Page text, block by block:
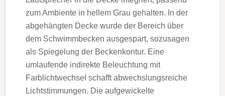
zum Am­biente in hellem Grau gehalten. In der
abgehängten Decke wurde der Bereich über
dem Schwimmbecken ausgespart, sozusagen
als Spiegelung der Beckenkontur. Eine
umlaufende indirekte Beleuchtung mit
Farblichtwechsel schafft abwechslungsreiche
Lichtstimmungen. Die aufgewickelte